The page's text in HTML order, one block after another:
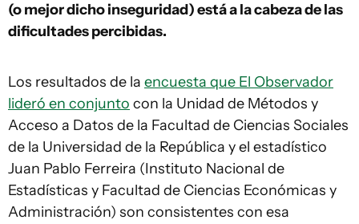
(o mejor dicho inseguridad) está a la cabeza de las
dificultades percibidas.
Los resultados de la encuesta que El Observador
lideró en conjunto con la Unidad de Métodos y
Acceso a Datos de la Facultad de Ciencias Sociales
de la Universidad de la República y el estadístico
Juan Pablo Ferreira (Instituto Nacional de
Estadísticas y Facultad de Ciencias Económicas y
Administración) son consistentes con esa